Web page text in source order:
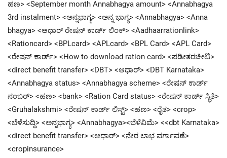
Gallery
Contact Us
ಹಣ> <September month Annabhagya amount> <Annabhagya
3rd instalment> <ಅನ್ನಭಾಗ್ಯ> <ಅನ್ನ ಭಾಗ್ಯ> <Annabhagya> <Anna
bhagya> <ಆಧಾರ್ ರೇಷನ್ ಕಾರ್ಡ್ ಲಿಂಕ್> <Aadhaarrationlink>
<Rationcard> <BPLcard> <APLcard> <BPL Card> <APL Card>
<ರೇಷನ್ ಕಾರ್ಡ್> <How to download ration card> <ಪಡೀತರಚೀಟಿ>
<direct benefit transfer> <DBT> <ಆಧಾರ್> <DBT Karnataka>
<Annabhagya status> <Annabhagya scheme> <ರೇಷನ್ ಕಾರ್ಡ್
ನಂಬರ್> <ಹಣ> <bank> <Ration Card status> <ರೇಷನ್ ಕಾರ್ಡ್ ಸ್ಥಿತಿ>
<Gruhalakshmi> <ರೇಷನ್ ಕಾರ್ಡ್ ಲಿಸ್ಟ್> <ಹಣ> <ರೈತ> <crop>
<ಬೆಳೆಸುದ್ದಿ> <ಅನ್ನಭಾಗ್ಯ> <Annabhagya><ಬೆಳೆವಿಮೆ> <<dbt Karnataka>
<direct benefit transfer> <ಆಧಾರ್> <ನೇರ ಲಾಭ ವರ್ಗಾವಣೆ>
<cropinsurance>